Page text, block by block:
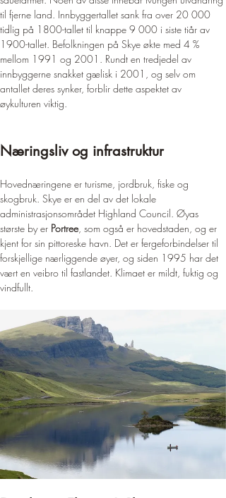
til fjerne land. Innbyggertallet sank fra over 20 000
tidlig på 1800-tallet til knappe 9 000 i siste tiår av
1900-tallet. Befolkningen på Skye økte med 4 %
mellom 1991 og 2001. Rundt en tredjedel av
innbyggerne snakket gælisk i 2001, og selv om
antallet deres synker, forblir dette aspektet av
øykulturen viktig.
Næringsliv og infrastruktur
Hovednæringene er turisme, jordbruk, fiske og
skogbruk. Skye er en del av det lokale
administrasjonsområdet Highland Council. Øyas
største by er Portree, som også er hovedstaden, og er
kjent for sin pittoreske havn. Det er fergeforbindelser til
forskjellige nærliggende øyer, og siden 1995 har det
vært en veibro til fastlandet. Klimaet er mildt, fuktig og
vindfullt.